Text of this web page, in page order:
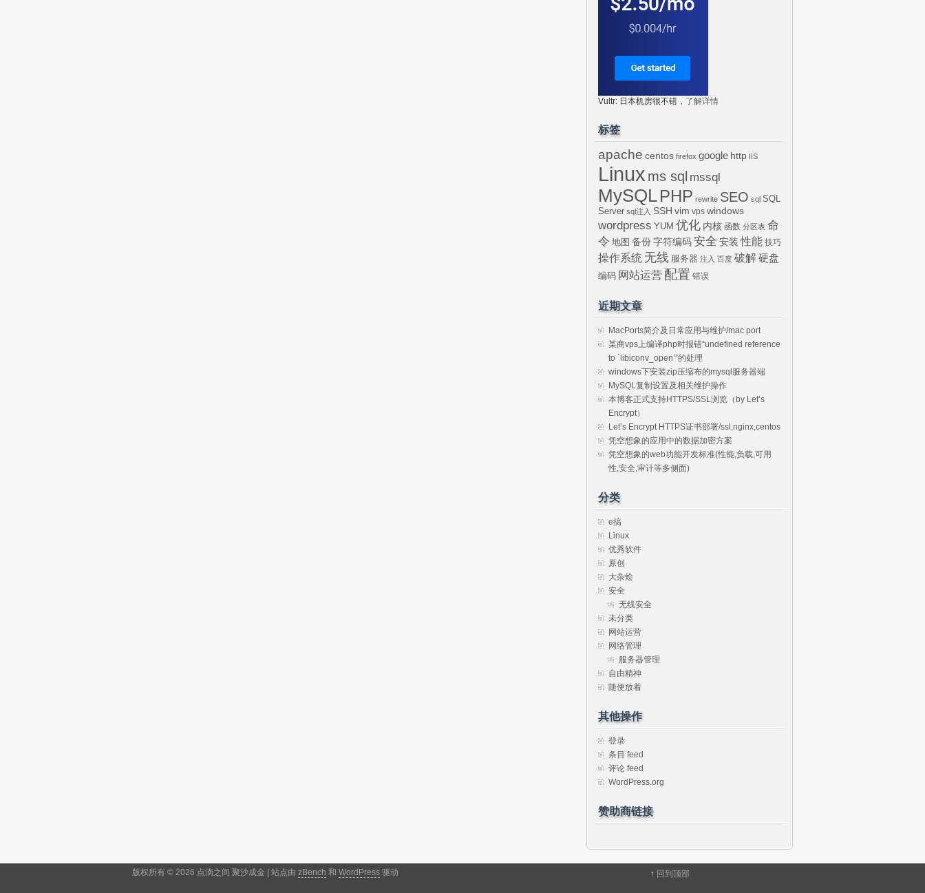
Vultr: 日本机房很不错， 了解详情
标签
apache centos firefox google http IIS
Linux ms sql mssql
MySQLPHP rewrite SEO sql SQL
Server sql注入 SSH vim vps windows
wordpress YUM 优化 内核 函数 分区表 命
令 地图 备份 字符编码 安全 安装 性能 技巧
操作系统 无线 服务器 注入 百度 破解硬盘
编码 网站运营 配置 错误
近期文章
MacPorts简介及日常应用与维护/mac port
某商vps上编译php时报错“undefined reference
to `libiconv_open’”的处理
windows下安装zip压缩布的mysql服务器端
MySQL复制设置及相关维护操作
本博客正式支持HTTPS/SSL浏览（by Let’s
Encrypt）
Let’s Encrypt HTTPS证书部署/ssl,nginx,centos
凭空想象的应用中的数据加密方案
凭空想象的web功能开发标准(性能,负载,可用
性,安全,审计等多侧面)
分类
e搞
Linux
优秀软件
原创
大杂烩
安全
无线安全
未分类
网站运营
网络管理
服务器管理
自由精神
随便放着
其他操作
登录
条目 feed
评论 feed
WordPress.org
赞助商链接
版权所有 © 2026 点滴之间 聚沙成金 | 站点由 zBench 和 WordPress 驱动 ↑ 回到顶部